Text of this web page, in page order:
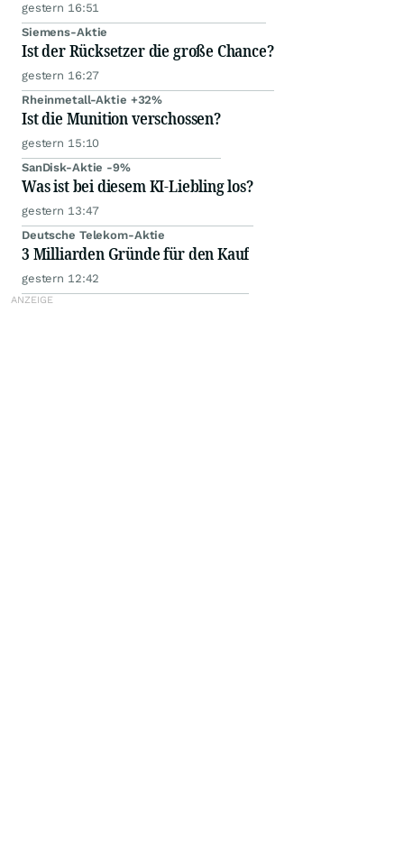
gestern 16:51
Siemens-Aktie
Ist der Rücksetzer die große Chance?
gestern 16:27
Rheinmetall-Aktie +32%
Ist die Munition verschossen?
gestern 15:10
SanDisk-Aktie -9%
Was ist bei diesem KI-Liebling los?
gestern 13:47
Deutsche Telekom-Aktie
3 Milliarden Gründe für den Kauf
gestern 12:42